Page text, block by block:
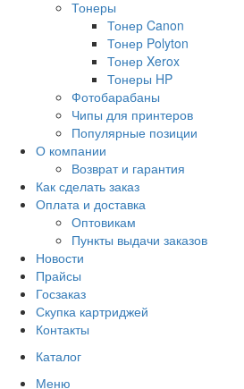
Тонеры
Тонер Canon
Тонер Polyton
Тонер Xerox
Тонеры HP
Фотобарабаны
Чипы для принтеров
Популярные позиции
О компании
Возврат и гарантия
Как сделать заказ
Оплата и доставка
Оптовикам
Пункты выдачи заказов
Новости
Прайсы
Госзаказ
Скупка картриджей
Контакты
Каталог
Меню